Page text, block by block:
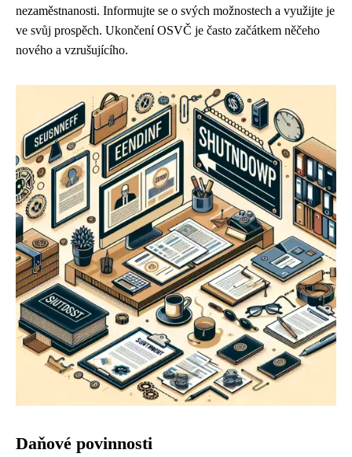
nezaměstnanosti. Informujte se o svých možnostech a využijte je
ve svůj prospěch. Ukončení OSVČ je často začátkem něčeho
nového a vzrušujícího.
Daňové povinnosti